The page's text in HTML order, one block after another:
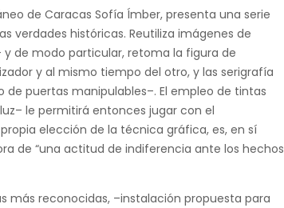
de Caracas Sofía Ímber, presenta una serie
verdades históricas. Reutiliza imágenes de
de modo particular, retoma la figura de
y al mismo tiempo del otro, y las serigrafía
puertas manipulables–. El empleo de tintas
le permitirá entonces jugar con el
elección de la técnica gráfica, es, en sí
de “una actitud de indiferencia ante los hechos
más reconocidas, –instalación propuesta para